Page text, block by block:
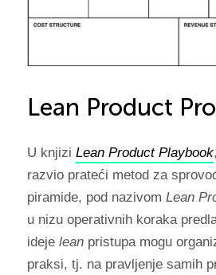
Lean Product
U knjizi Lean Product Playbook
razvio prateći metod za
piramide, pod nazivom Lean
u nizu operativnih koraka
ideje leanpristupa mogu
praksi, tj. na pravljenje samih